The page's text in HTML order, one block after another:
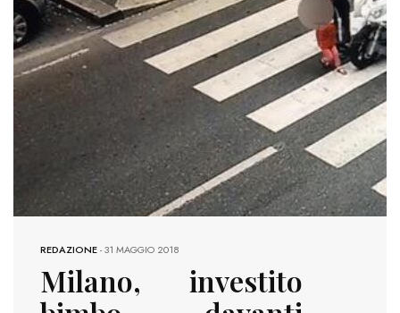
REDAZIONE-31 MAGGIO 2018
Milano, investito